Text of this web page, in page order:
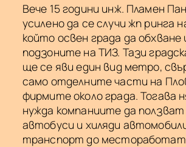
Вече 15 години инж. Пламен
усилено да се случи жп ринга
който освен града да обхване
подзоните на ТИЗ. Тази
ще се яви един вид метро,
само отделните части на
фирмите около града. Тогава
нужда компаниите да
автобуси и хиляди
транспорт до